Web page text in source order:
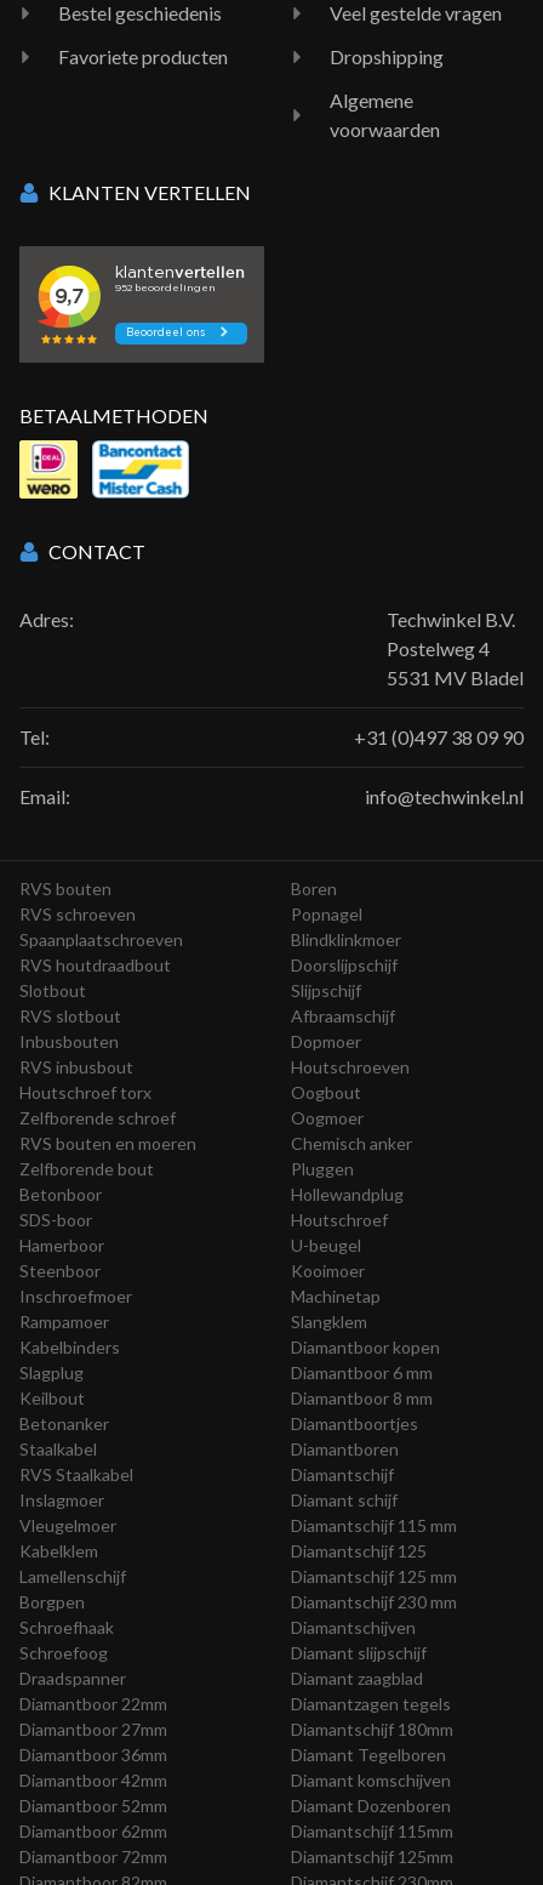
Bestel geschiedenis
Favoriete producten
Veel gestelde vragen
Dropshipping
Algemene
voorwaarden
KLANTEN VERTELLEN
BETAALMETHODEN
CONTACT
Adres:
Techwinkel B.V.
Postelweg 4
5531 MV Bladel
Tel: +31 (0)497 38 09 90
Email: info@techwinkel.nl
RVS bouten
RVS schroeven
Spaanplaatschroeven
RVS houtdraadbout
Slotbout
RVS slotbout
Inbusbouten
RVS inbusbout
Houtschroef torx
Zelfborende schroef
RVS bouten en moeren
Zelfborende bout
Betonboor
SDS-boor
Hamerboor
Steenboor
Boren
Popnagel
Blindklinkmoer
Doorslijpschijf
Slijpschijf
Afbraamschijf
Dopmoer
Houtschroeven
Oogbout
Oogmoer
Chemisch anker
Pluggen
Hollewandplug
Houtschroef
U-beugel
Kooimoer
Inschroefmoer
Rampamoer
Kabelbinders
Slagplug
Keilbout
Betonanker
Staalkabel
RVS Staalkabel
Inslagmoer
Vleugelmoer
Kabelklem
Lamellenschijf
Borgpen
Schroefhaak
Schroefoog
Draadspanner
Machinetap
Slangklem
Diamantboor kopen
Diamantboor 6 mm
Diamantboor 8 mm
Diamantboortjes
Diamantboren
Diamantschijf
Diamant schijf
Diamantschijf 115 mm
Diamantschijf 125
Diamantschijf 125 mm
Diamantschijf 230 mm
Diamantschijven
Diamant slijpschijf
Diamant zaagblad
Diamantboor 22mm
Diamantboor 27mm
Diamantboor 36mm
Diamantboor 42mm
Diamantboor 52mm
Diamantboor 62mm
Diamantboor 72mm
Diamantzagen tegels
Diamantschijf 180mm
Diamant Tegelboren
Diamant komschijven
Diamant Dozenboren
Diamantschijf 115mm
Diamantschijf 125mm